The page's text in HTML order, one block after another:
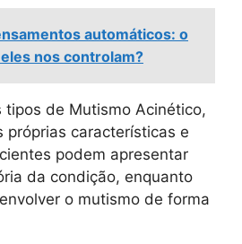
automáticos: o
nos controlam?
tipos de Mutismo Acinético,
próprias características e
podem apresentar
da condição, enquanto
o mutismo de forma